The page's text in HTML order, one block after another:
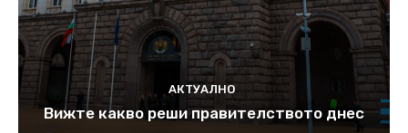
АКТУАЛНО
Вижте какво реши правителството днес